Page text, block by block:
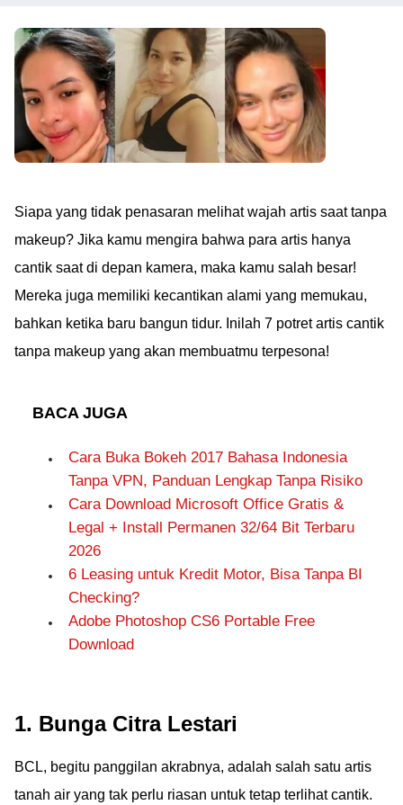
Siapa yang tidak penasaran melihat wajah artis saat tanpa
makeup? Jika kamu mengira bahwa para artis hanya
cantik saat di depan kamera, maka kamu salah besar!
Mereka juga memiliki kecantikan alami yang memukau,
bahkan ketika baru bangun tidur. Inilah 7 potret artis cantik
tanpa makeup yang akan membuatmu terpesona!
BACA JUGA
Cara Buka Bokeh 2017 Bahasa Indonesia
Tanpa VPN, Panduan Lengkap Tanpa Risiko
Cara Download Microsoft Office Gratis &
Legal + Install Permanen 32/64 Bit Terbaru
2026
6 Leasing untuk Kredit Motor, Bisa Tanpa BI
Checking?
Adobe Photoshop CS6 Portable Free
Download
1. Bunga Citra Lestari
BCL, begitu panggilan akrabnya, adalah salah satu artis
tanah air yang tak perlu riasan untuk tetap terlihat cantik.